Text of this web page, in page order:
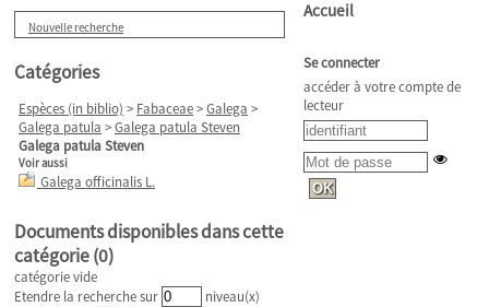
Nouvelle recherche
Catégories
Espèces (in biblio) > Fabaceae>Galega >
Galega patula >Galega patula Steven
Galega patula Steven
Voir aussi
Galega officinalis L.
Documents disponibles dans cette
catégorie (0)
catégorie vide
Etendre la recherche sur
niveau(x)
Accueil
Se connecter
accéder à votre compte de
lecteur